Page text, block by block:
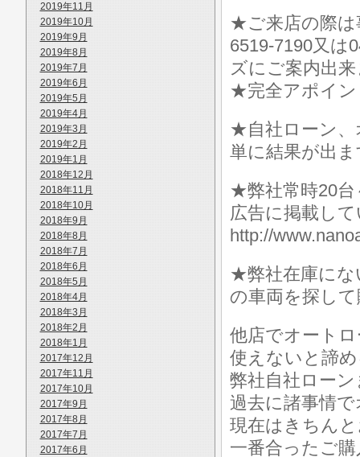
2019年11月
2019年10月
2019年9月
2019年8月
2019年7月
2019年6月
2019年5月
2019年4月
2019年3月
2019年2月
2019年1月
2018年12月
2018年11月
2018年10月
2018年9月
2018年8月
2018年7月
2018年6月
2018年5月
2018年4月
2018年3月
2018年2月
2018年1月
2017年12月
2017年11月
2017年10月
2017年9月
2017年8月
2017年7月
2017年6月
★ご来店の際は
6519-7190又は
ズにご案内出
★完全アポイ
★自社ローン、
単に結果が出
★弊社常時20台
広告に掲載し
http://
★弊社在庫にな
の車両を探し
他店でオート
使えないと諦
弊社自社ロー
過去に諸事情
現在はきちん
一番合ったご